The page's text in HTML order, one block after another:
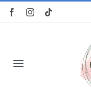
Saltar
Toggle